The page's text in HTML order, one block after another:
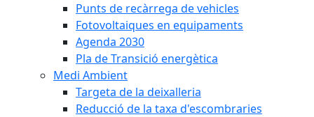
Punts de recàrrega de vehicles
Fotovoltaiques en equipaments
Agenda 2030
Pla de Transició energètica
Medi Ambient
Targeta de la deixalleria
Reducció de la taxa d'escombraries